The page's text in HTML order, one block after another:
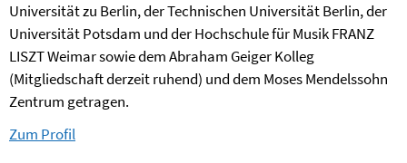
Universität zu Berlin, der Technischen Universität Berlin, der
Universität Potsdam und der Hochschule für Musik FRANZ
LISZT Weimar sowie dem Abraham Geiger Kolleg
(Mitgliedschaft derzeit ruhend) und dem Moses Mendelssohn
Zentrum getragen.
Zum Profil